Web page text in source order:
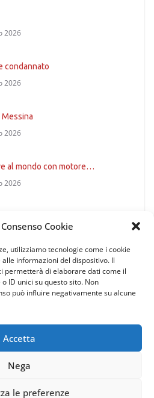
Cookie
utilizziamo tecnologie come i cookie
informazioni del dispositivo. Il
permetterà di elaborare dati come il
ID unici su questo sito. Non
può influire negativamente su alcune
Accetta
Nega
le preferenze
condannato
al mondo con motore…
Tutto il Mondo